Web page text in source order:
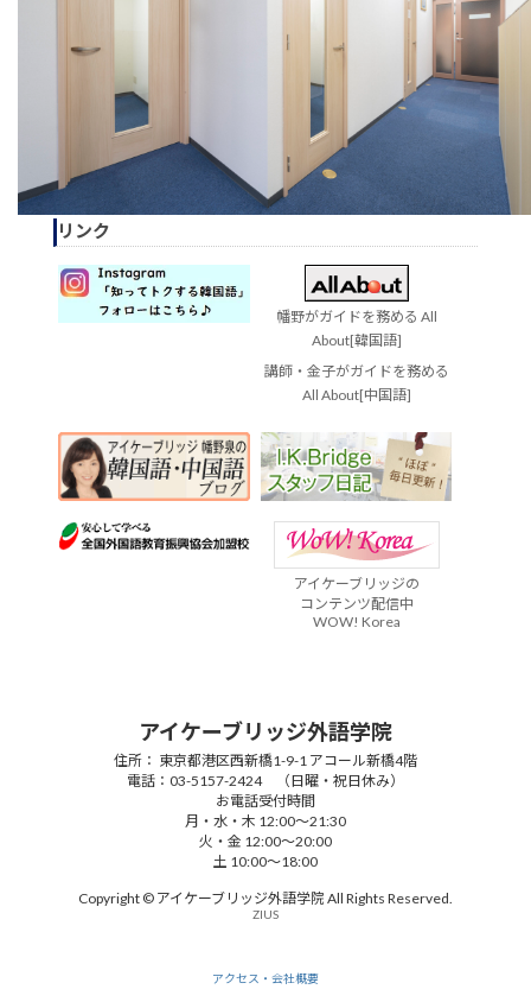
リンク
幡野がガイドを務める All
About[韓国語]
講師・金子がガイドを務める
All About[中国語]
アイケーブリッジの
コンテンツ配信中
WOW! Korea
アイケーブリッジ外語学院
住所： 東京都港区西新橋1-9-1 アコール新橋4階
電話：03-5157-2424 （日曜・祝日休み）
お電話受付時間
月・水・木 12:00～21:30
火・金 12:00～20:00
土 10:00～18:00
Copyright © アイケーブリッジ外語学院 All Rights Reserved.
ZIUS
アクセス・会社概要